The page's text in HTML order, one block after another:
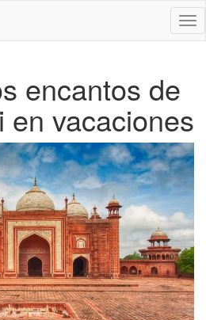
encantos de
en vacaciones